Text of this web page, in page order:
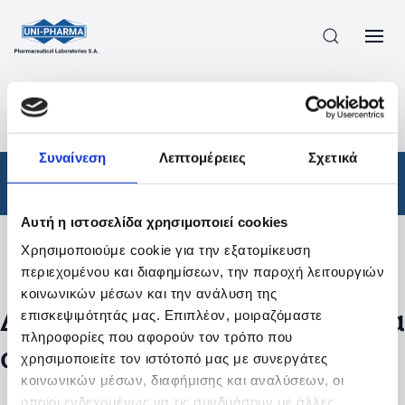
Συναίνεση Λεπτομέρειες Σχετικά
Αυτή η ιστοσελίδα χρησιμοποιεί cookies
Χρησιμοποιούμε cookie για την εξατομίκευση
περιεχομένου και διαφημίσεων, την παροχή λειτουργιών
κοινωνικών μέσων και την ανάλυση της
επισκεψιμότητάς μας. Επιπλέον, μοιραζόμαστε
πληροφορίες που αφορούν τον τρόπο που
χρησιμοποιείτε τον ιστότοπό μας με συνεργάτες
κοινωνικών μέσων, διαφήμισης και αναλύσεων, οι
οποίοι ενδεχομένως να τις συνδυάσουν με άλλες
ΠΡΟΪΟΝΤΑ ΣΥΝΤΑΓΟΓΡΑΦΟΎΜΕΝΑ
/
ΑΠΟΤΕΛΕΣΜΑΤΑ ΑΝΑΖΗΤΗΣΗΣ
Φάρμακα / Συνταγογραφούμενα
Φίλτρα
Δεν βρέθηκαν προϊόντα με τα
συγκεκριμένα φίλτρα